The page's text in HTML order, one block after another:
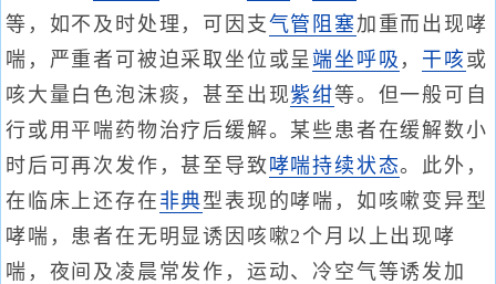
等，如不及时处理，可因支气管阻塞加重而出现哮
喘，严重者可被迫采取坐位或呈端坐呼吸 ， 干咳 或
咳大量白色泡沫痰，甚至出现紫绀等。但一般可自
行或用平喘药物治疗后缓解。某些患者在缓解数小
时后可再次发作，甚至导致哮喘持续状态。此外，
在临床上还存在 非典型表现的哮喘，如咳嗽变异型
哮喘，患者在无明显诱因咳嗽2个月以上出现哮
喘，夜间及凌晨常发作，运动、冷空气等诱发加